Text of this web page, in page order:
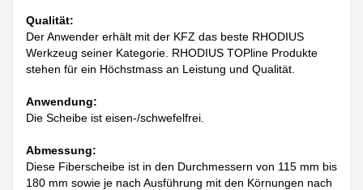
Qualität:
Der Anwender erhält mit der KFZ das beste RHODIUS
Werkzeug seiner Kategorie. RHODIUS TOPline Produkte
stehen für ein Höchstmass an Leistung und Qualität.
Anwendung:
Die Scheibe ist eisen-/schwefelfrei.
Abmessung:
Diese Fiberscheibe ist in den Durchmessern von 115 mm bis
180 mm sowie je nach Ausführung mit den Körnungen nach